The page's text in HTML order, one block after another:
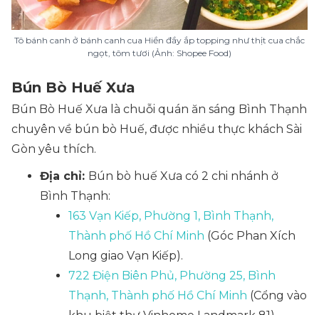
Tô bánh canh ở bánh canh cua Hiền đầy ắp topping như thịt cua chắc
ngọt, tôm tươi (Ảnh: Shopee Food)
Bún Bò Huế Xưa
Bún Bò Huế Xưa là chuỗi quán ăn sáng Bình Thạnh
chuyên về bún bò Huế, được nhiều thực khách Sài
Gòn yêu thích.
Địa chỉ: Bún bò huế Xưa có 2 chi nhánh ở
Bình Thạnh:
163 Vạn Kiếp, Phường 1, Bình Thạnh,
Thành phố Hồ Chí Minh (Góc Phan Xích
Long giao Vạn Kiếp).
722 Điện Biên Phủ, Phường 25, Bình
Thạnh, Thành phố Hồ Chí Minh (Cổng vào